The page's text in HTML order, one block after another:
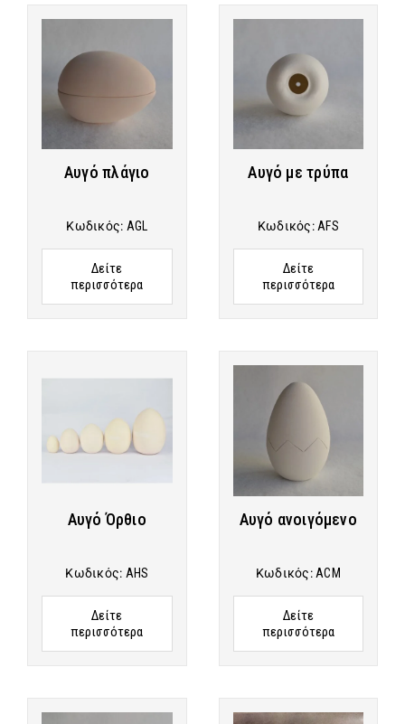
Αυγό πλάγιο
Κωδικός: AGL
Δείτε
περισσότερα
Αυγό με τρύπα
Κωδικός: AFS
Δείτε
περισσότερα
Αυγό Όρθιο
Κωδικός: AHS
Δείτε
περισσότερα
Αυγό ανοιγόμενο
Κωδικός: ACM
Δείτε
περισσότερα